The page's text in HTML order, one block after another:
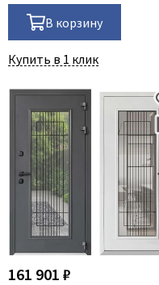
В корзину
Купить в 1 клик
161 901 ₽